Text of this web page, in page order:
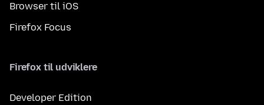
Browser til iOS
Firefox Focus
Firefox til udviklere
Developer Edition